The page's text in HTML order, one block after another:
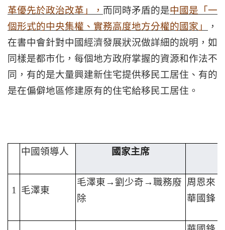
革優先於政治改革」， 而同時矛盾的是中國是「一
個形式的中央集權、實務高度地方分權的國家」
，
在書中會針對中國經濟發展狀況做詳細的說明，如
同樣是都市化，每個地方政府掌握的資源和作法不
同，有的是大量興建新住宅提供移民工居住、有的
是在偏僻地區修建原有的住宅給移民工居住。
中國領導人 國家主席
1 毛澤東
毛澤東→劉少奇→職務廢
除
周恩來
華國鋒